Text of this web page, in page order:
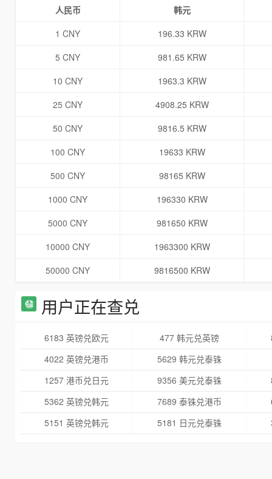
人民币
韩元
1 CNY
196.33 KRW
5 CNY
981.65 KRW
10 CNY
1963.3 KRW
25 CNY
4908.25 KRW
50 CNY
9816.5 KRW
100 CNY
19633 KRW
500 CNY
98165 KRW
1000 CNY
196330 KRW
5000 CNY
981650 KRW
10000 CNY
1963300 KRW
50000 CNY
9816500 KRW
用户正在查兑
6183 英镑兑欧元 477 韩元兑英镑
4022 英镑兑港币
5629 韩元兑泰铢
1257 港币兑日元
9356 美元兑泰铢
5362 英镑兑韩元
7689 泰铢兑港币
5151 英镑兑韩元
5181 日元兑泰铢